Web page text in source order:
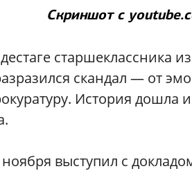
Скриншот с
старшеклассника
скандал — от
История дошла и
выступил с